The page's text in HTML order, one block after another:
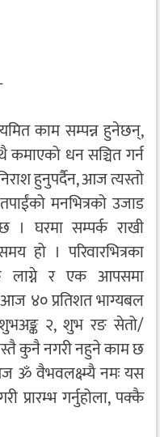
काम सम्पन्न हुनेछन्,
कमाएको धन सञ्चित गर्न
हुनुपर्दैन, आज त्यस्तो
मनभित्रको उजाड
। घरमा सम्पर्क राखी
हो । परिवारभित्रका
लाग्ने र एक आपसमा
४० प्रतिशत भाग्यबल
२, शुभ रङ सेतो/
कुनै नगरी नहुने काम छ
ॐ वैभवलक्ष्म्यै नमः यस
प्रारम्भ गर्नुहोला, पक्कै